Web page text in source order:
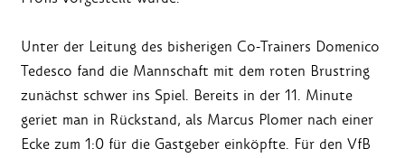
Unter der Leitung des bisherigen Co-Trainers Domenico
Tedesco fand die Mannschaft mit dem roten Brustring
zunächst schwer ins Spiel. Bereits in der 11. Minute
geriet man in Rückstand, als Marcus Plomer nach einer
Ecke zum 1:0 für die Gastgeber einköpfte. Für den VfB